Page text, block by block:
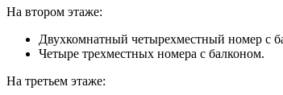
На втором этаже:
Двухкомнатный четырехместный номер с
Четыре трехместных номера с балконом.
На третьем этаже: